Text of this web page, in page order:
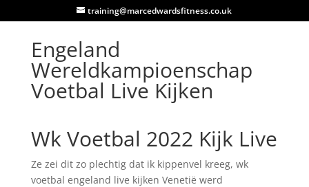
training@marcedwardsfitness.co.uk
Engeland
Wereldkampioenschap
Voetbal Live Kijken
Wk Voetbal 2022 Kijk Live
Ze zei dit zo plechtig dat ik kippenvel kreeg, wk
voetbal engeland live kijken Venetië werd